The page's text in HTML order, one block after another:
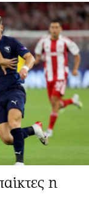
η